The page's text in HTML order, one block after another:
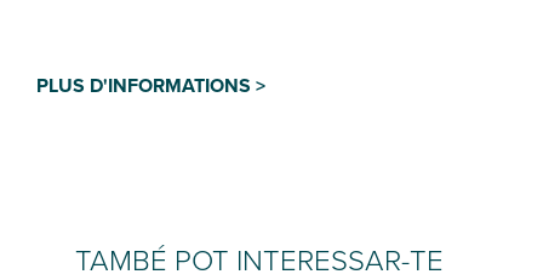
PLUS D'INFORMATIONS >
TAMBÉ POT INTERESSAR-TE